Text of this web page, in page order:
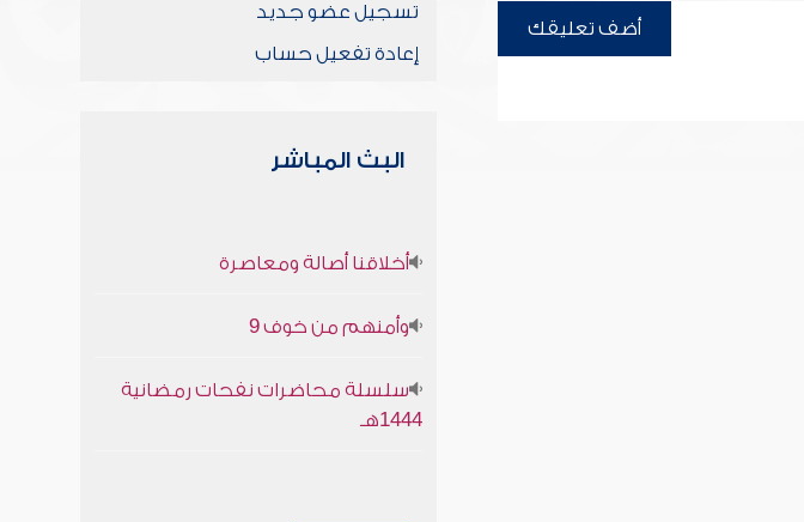
أضف تعليقك
تسجيل عضو جديد
إعادة تفعيل حساب
البث المباشر
أخلاقنا أصالة ومعاصرة
وأمنهم من خوف 9
سلسلة محاضرات نفحات رمضانية
1444هـ